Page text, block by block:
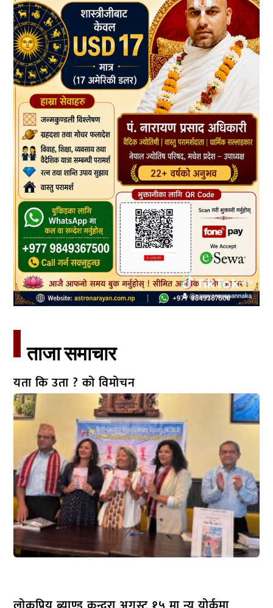
ताजा समाचार​
यता कि उता ? को विमोचन